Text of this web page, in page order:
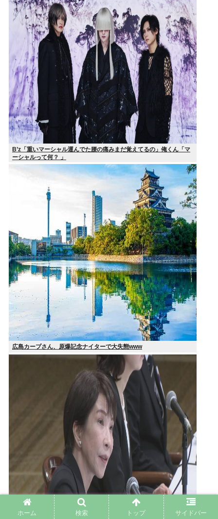
B’z「重いマーシャル運んでた腰の痛みまだ覚えてるの」俺くん「マ
ーシャルって何？ 」
広島カープさん、原爆記念ナイターで大失態www
ホーム 検索 トップ サイドバー